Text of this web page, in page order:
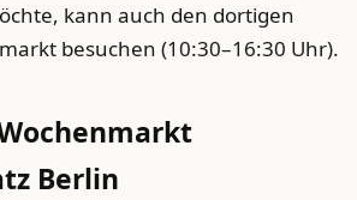
kann auch den dortigen
besuchen (10:30–16:30 Uhr).
Berlin